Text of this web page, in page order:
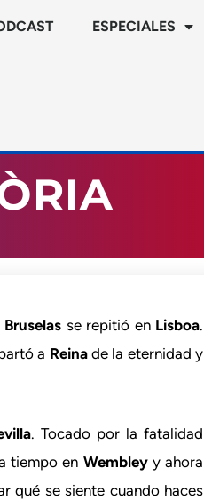
ESPECIALES
Bruselas se repitió en Lisboa.
a Reinade la eternidad y
. Tocado por la fatalidad
tiempo en Wembleyy ahora
qué se siente cuando haces